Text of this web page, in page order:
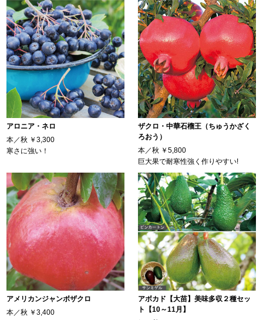
アロニア・ネロ
本／秋 ￥3,300
寒さに強い！
ザクロ・中華石榴王（ちゅうかざく
ろおう）
本／秋 ￥5,800
巨大果で耐寒性強く作りやすい!
アメリカンジャンボザクロ
本／秋 ￥3,400
アボカド【大苗】美味多収２種セッ
ト【10～11月】